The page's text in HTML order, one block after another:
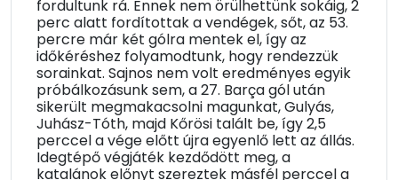
fordultunk rá. Ennek nem örülhettünk sokáig, 2
perc alatt fordítottak a vendégek, sőt, az 53.
percre már két gólra mentek el, így az
időkéréshez folyamodtunk, hogy rendezzük
sorainkat. Sajnos nem volt eredményes egyik
próbálkozásunk sem, a 27. Barça gól után
sikerült megmakacsolni magunkat, Gulyás,
Juhász-Tóth, majd Kőrösi talált be, így 2,5
perccel a vége előtt újra egyenlő lett az állás.
Idegtépő végjáték kezdődött meg, a
katalánok előnyt szereztek másfél perccel a